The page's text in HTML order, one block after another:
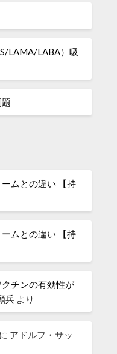
LAMA/LABA）吸
ームとの違い 【持
ームとの違い 【持
チンの有効性が
兵 より
に アドルフ・サッ